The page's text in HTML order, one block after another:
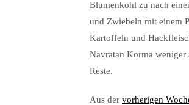
Blumenkohl zu nach
und Zwiebeln mit einem
Kartoffeln und
Navratan Korma
Reste.
Aus der vorherigen